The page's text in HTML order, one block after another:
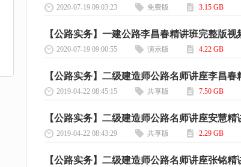
2020-07-19 09:03:23 免费版 3.15 GB
【公路实务】一建公路李昌春精讲班完整版视
2020-07-19 09:00:55 演示版 4.22 GB
【公路实务】二级建造师公路名师讲座李昌春
2019-04-22 08:45:15 共享版 7.50 GB
【公路实务】二级建造师公路名师讲座安慧精
2019-04-22 08:43:29 共享版 2.29 GB
【公路实务】二级建造师公路名师讲座张铭精